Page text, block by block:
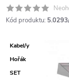
Kód produktu:
Kabel/y
Hořák
SET